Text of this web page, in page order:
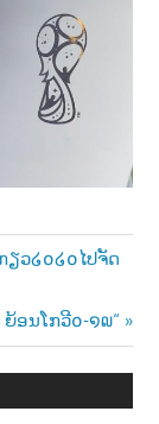
ຽວ໒໐໒໐ໄປຈັດ
ອນໂກວີ໐-໑໙“